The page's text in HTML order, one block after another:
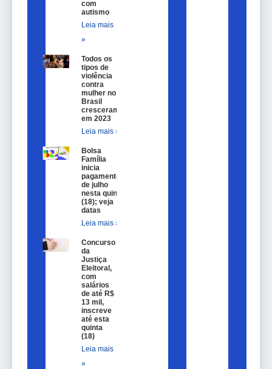
com
autismo
Leia mais
»
Todos os
tipos de
violência
contra
mulher no
Brasil
cresceram
em 2023
Leia mais »
Bolsa
Família
inicia
pagamentos
de julho
nesta quinta
(18); veja
datas
Leia mais »
Concurso
da
Justiça
Eleitoral,
com
salários
de até R$
13 mil,
inscreve
até esta
quinta
(18)
Leia mais
»